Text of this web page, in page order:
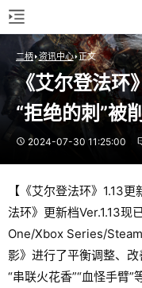
二柄 资讯中心 正文
《艾尔登法环
“拒绝的刺”被
2024-07-30 11:25:00
【《艾尔登法环》1.13
法环》更新档Ver.1.13现
One/Xbox Series/
影》进行了平衡调整、
“串联火花香”“血怪手臂”